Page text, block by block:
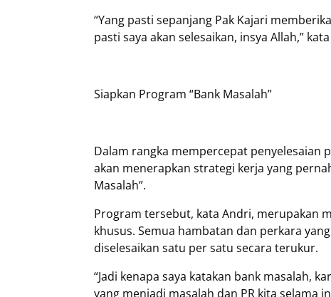
“Yang pasti sepanjang Pak Kajari
pasti saya akan selesaikan, insya Allah,”
Siapkan Program “Bank Masalah”
Dalam rangka mempercepat penyelesaian
akan menerapkan strategi kerja yang
Masalah”.
Program tersebut, kata Andri, merupakan
khusus. Semua hambatan dan perkara
diselesaikan satu per satu secara terukur.
“Jadi kenapa saya katakan bank masalah,
yang menjadi masalah dan PR kita selama